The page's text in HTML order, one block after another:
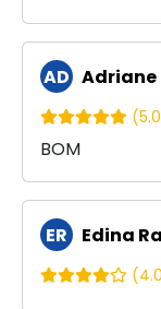
AD Adriane
BOM
ER Edina